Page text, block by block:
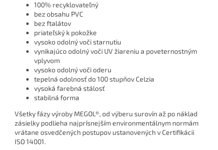
100% recyklovateľný
bez obsahu PVC
bez ftalátov
priateľský k pokožke
vysoko odolný voči starnutiu
vynikajúco odolný voči UV žiareniu a poveternostným
vplyvom
vysoko odolný voči oderu
tepelná odolnosť do 100 stupňov Celzia
vysoká farebná stálosť
stabilná forma
Všetky fázy výroby MEGOL®, od výberu surovín až po náklad
zásielky podlieha najprísnejším environmentálnym normám
vrátane osvedčených postupov ustanovených v Certifikácii
ISO 14001.